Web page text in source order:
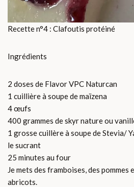
Recette n°4 : Clafoutis protéiné
Ingrédients
2 doses de Flavor VPC Naturcan
1 cuillière à soupe de maïzena
4 œufs
400 grammes de skyr nature ou
1 grosse cuillère à soupe de Stevia/
le sucrant
25 minutes au four
Je mets des framboises, des pommes
abricots.